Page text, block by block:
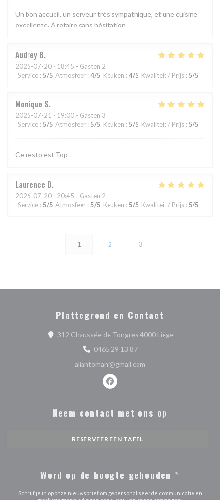
Un bon accueil, un serveur très sympathique, et une cuisine
excellente. À refaire sans hésitation
Audrey B
2026-07-20 - 18:45 - Gasten 2
Service : 5/5 Atmosfeer : 4/5 Keuken : 4/5 Kwaliteit / Prijs : 5/5
Monique S
2026-07-21 - 19:00 - Gasten 3
Service : 5/5 Atmosfeer : 5/5 Keuken : 5/5 Kwaliteit / Prijs : 5/5
Ce resto est Top
Laurence D
2026-07-20 - 20:45 - Gasten 2
Service : 5/5 Atmosfeer : 5/5 Keuken : 5/5 Kwaliteit / Prijs : 5/5
1 2 3
Plattegrond en Contact
312 Chaussée de Tongres 4000 Liège
0465 29 13 87
aliantomani@gmail.com
Facebook ((opent in een nieuw
Neem contact met ons op
RESERVEER EEN TAFEL
Word op de hoogte gehouden *
Schrijf je in op onze nieuwsbrief om gepersonaliseerde communicatie en